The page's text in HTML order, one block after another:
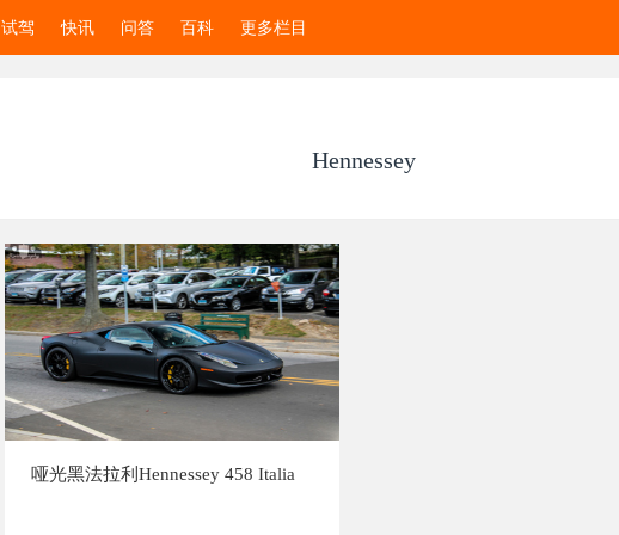
试驾 快讯 问答 百科 更多栏目
Hennessey
哑光黑法拉利Hennessey 458 Italia